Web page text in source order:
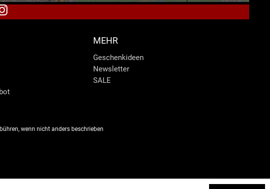
MEHR
Geschenkideen
Newsletter
SALE
wenn nicht anders beschrieben